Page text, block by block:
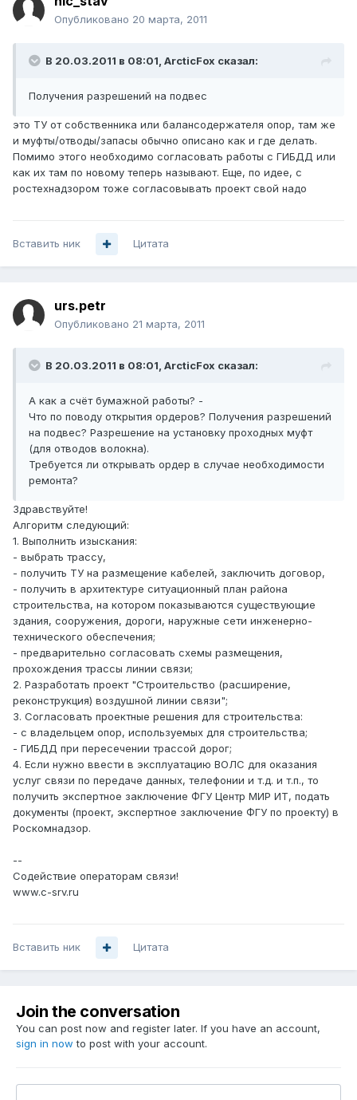
Опубликовано 20 марта, 2011
В 20.03.2011 в 08:01, ArcticFox сказал:
Получения разрешений на подвес
это ТУ от собственника или балансодержателя опор, там же
и муфты/отводы/запасы обычно описано как и где делать.
Помимо этого необходимо согласовать работы с ГИБДД или
как их там по новому теперь называют. Еще, по идее, с
ростехнадзором тоже согласовывать проект свой надо
Вставить ник Цитата
urs.petr
Опубликовано 21 марта, 2011
В 20.03.2011 в 08:01, ArcticFox сказал:
А как а счёт бумажной работы? -
Что по поводу открытия ордеров? Получения разрешений
на подвес? Разрешение на установку проходных муфт
(для отводов волокна).
Требуется ли открывать ордер в случае необходимости
ремонта?
Здравствуйте!
Алгоритм следующий:
1. Выполнить изыскания:
- выбрать трассу,
- получить ТУ на размещение кабелей, заключить договор,
- получить в архитектуре ситуационный план района
строительства, на котором показываются существующие
здания, сооружения, дороги, наружные сети инженерно-
технического обеспечения;
- предварительно согласовать схемы размещения,
прохождения трассы линии связи;
2. Разработать проект "Строительство (расширение,
реконструкция) воздушной линии связи";
3. Согласовать проектные решения для строительства:
- с владельцем опор, используемых для строительства;
- ГИБДД при пересечении трассой дорог;
4. Если нужно ввести в эксплуатацию ВОЛС для оказания
услуг связи по передаче данных, телефонии и т.д. и т.п., то
получить экспертное заключение ФГУ Центр МИР ИТ, подать
документы (проект, экспертное заключение ФГУ по проекту) в
Роскомнадзор.
--
Содействие операторам связи!
www.c-srv.ru
Вставить ник Цитата
Join the conversation
You can post now and register later. If you have an account,
sign in now to post with your account.